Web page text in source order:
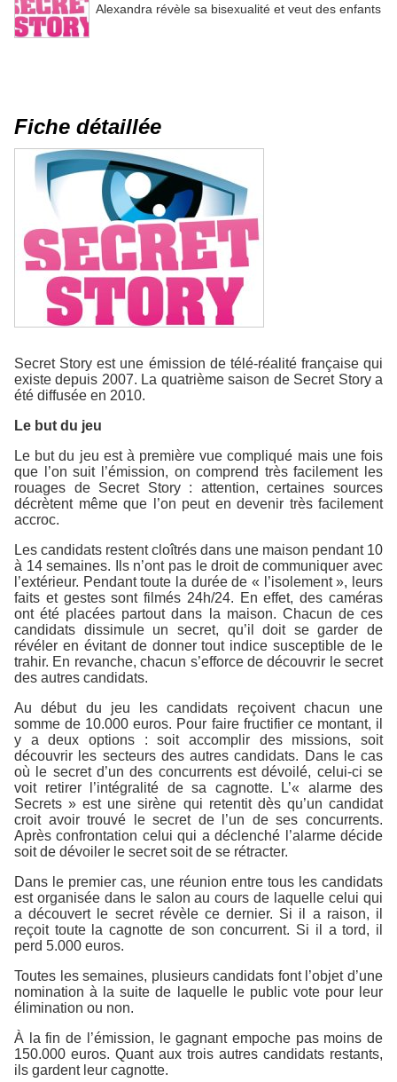
Alexandra révèle sa bisexualité et veut des enfants
Fiche détaillée
Secret Story est une émission de télé-réalité française qui
existe depuis 2007. La quatrième saison de Secret Story a
été diffusée en 2010.
Le but du jeu
Le but du jeu est à première vue compliqué mais une fois
que l’on suit l’émission, on comprend très facilement les
rouages de Secret Story : attention, certaines sources
décrètent même que l’on peut en devenir très facilement
accroc.
Les candidats restent cloîtrés dans une maison pendant 10
à 14 semaines. Ils n’ont pas le droit de communiquer avec
l’extérieur. Pendant toute la durée de « l’isolement », leurs
faits et gestes sont filmés 24h/24. En effet, des caméras
ont été placées partout dans la maison. Chacun de ces
candidats dissimule un secret, qu’il doit se garder de
révéler en évitant de donner tout indice susceptible de le
trahir. En revanche, chacun s’efforce de découvrir le secret
des autres candidats.
Au début du jeu les candidats reçoivent chacun une
somme de 10.000 euros. Pour faire fructifier ce montant, il
y a deux options : soit accomplir des missions, soit
découvrir les secteurs des autres candidats. Dans le cas
où le secret d’un des concurrents est dévoilé, celui-ci se
voit retirer l’intégralité de sa cagnotte. L’« alarme des
Secrets » est une sirène qui retentit dès qu’un candidat
croit avoir trouvé le secret de l’un de ses concurrents.
Après confrontation celui qui a déclenché l’alarme décide
soit de dévoiler le secret soit de se rétracter.
Dans le premier cas, une réunion entre tous les candidats
est organisée dans le salon au cours de laquelle celui qui
a découvert le secret révèle ce dernier. Si il a raison, il
reçoit toute la cagnotte de son concurrent. Si il a tord, il
perd 5.000 euros.
Toutes les semaines, plusieurs candidats font l’objet d’une
nomination à la suite de laquelle le public vote pour leur
élimination ou non.
À la fin de l’émission, le gagnant empoche pas moins de
150.000 euros. Quant aux trois autres candidats restants,
ils gardent leur cagnotte.